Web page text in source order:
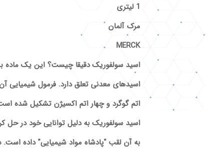
1 لیتری
مرک آلمان
MERCK
اسید سولفوریک دقیقا چیست؟ این یک ماده
اتم گوگرد و چهار اتم اکسیژن تشکیل شده
اسید سولفوریک به دلیل توانایی خود در
به آن لقب "پادشاه مواد شیمیایی" داده است.